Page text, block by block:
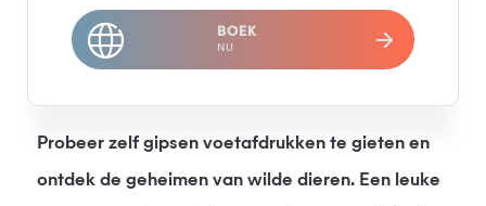
Probeer zelf gipsen voetafdrukken te gieten en
ontdek de geheimen van wilde dieren. Een leuke
BOEK
NU